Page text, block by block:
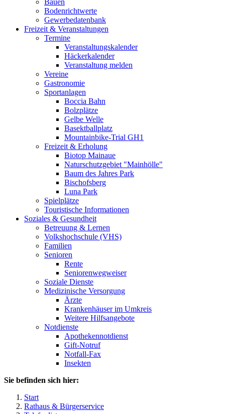
Bauen
Bodenrichtwerte
Gewerbedatenbank
Freizeit & Veranstaltungen
Termine
Veranstaltungskalender
Häckerkalender
Veranstaltung melden
Vereine
Gastronomie
Sportanlagen
Boccia Bahn
Bolzplätze
Gelbe Welle
Basektballplatz
Mountainbike-Trial GH1
Freizeit & Erholung
Biotop Mainaue
Naturschutzgebiet "Mainhölle"
Baum des Jahres Park
Bischofsberg
Luna Park
Spielplätze
Touristische Informationen
Soziales & Gesundheit
Betreuung & Lernen
Volkshochschule (VHS)
Familien
Senioren
Rente
Seniorenwegweiser
Soziale Dienste
Medizinische Versorgung
Ärzte
Krankenhäuser im Umkreis
Weitere Hilfsangebote
Notdienste
Apothekennotdienst
Gift-Notruf
Notfall-Fax
Insekten
Sie befinden sich hier:
Start
Rathaus & Bürgerservice